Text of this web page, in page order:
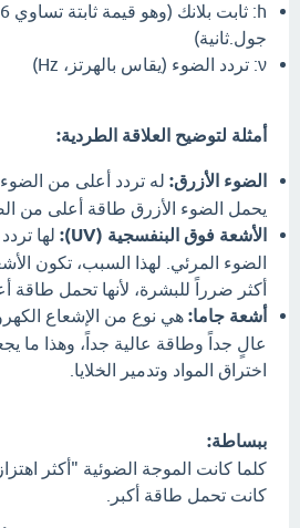
جول.ثانية)
ν: تردد الضوء (يقاس بالهرتز، Hz)
أمثلة لتوضيح العلاقة الطردية:
الضوء الأزرق: له تردد أعلى من الضوء
يحمل الضوء الأزرق طاقة أعلى من
الأشعة فوق البنفسجية (UV):
لها
الضوء المرئي. لهذا السبب، تكون
أكثر ضرراً للبشرة، لأنها تحمل طاقة
أشعة جاما: هي نوع من الإشعاع
عالٍ جداً وطاقة عالية جداً، وهذا ما
اختراق المواد وتدمير الخلايا.
ببساطة:
كلما كانت الموجة الضوئية "أكثر
كانت تحمل طاقة أكبر.